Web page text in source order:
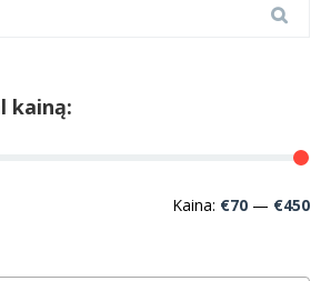
kainą:
Kaina: €70 — €450